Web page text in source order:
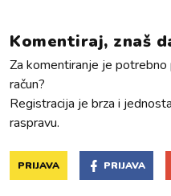
Komentiraj, znaš
Za komentiranje je
račun?
Registracija je brza i
raspravu.
PRIJAVA PRIJAVA